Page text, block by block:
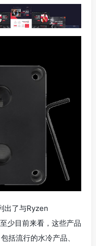
出了与Ryzen
少目前来看，这些产品
括流行的水冷产品、